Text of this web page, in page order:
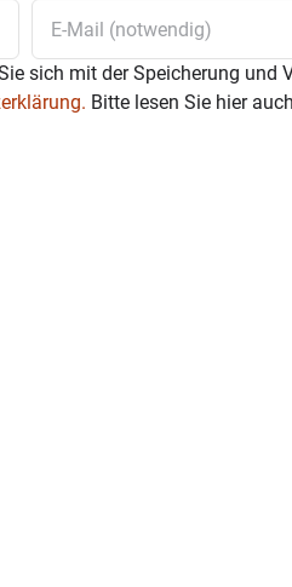
sich mit der Speicherung und
Bitte lesen Sie hier